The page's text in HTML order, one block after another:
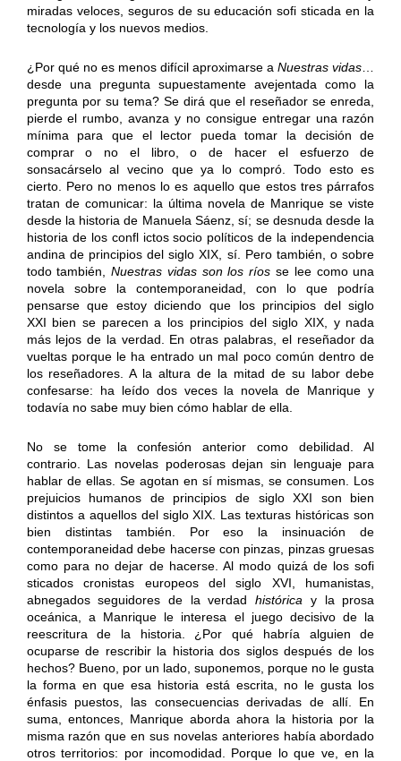
miradas veloces, seguros de su educación sofi sticada en la
tecnología y los nuevos medios.
¿Por qué no es menos difícil aproximarse a Nuestras vidas
desde una pregunta supuestamente avejentada como la
pregunta por su tema? Se dirá que el reseñador se enreda,
pierde el rumbo, avanza y no consigue entregar una razón
mínima para que el lector pueda tomar la decisión de
comprar o no el libro, o de hacer el esfuerzo de
sonsacárselo al vecino que ya lo compró. Todo esto es
cierto. Pero no menos lo es aquello que estos tres párrafos
tratan de comunicar: la última novela de Manrique se viste
desde la historia de Manuela Sáenz, sí; se desnuda desde la
historia de los confl ictos socio políticos de la independencia
andina de principios del siglo XIX, sí. Pero también, o sobre
todo también,Nuestras vidas son los ríos se lee como una
novela sobre la contemporaneidad, con lo que podría
pensarse que estoy diciendo que los principios del siglo
XXI bien se parecen a los principios del siglo XIX, y nada
más lejos de la verdad. En otras palabras, el reseñador da
vueltas porque le ha entrado un mal poco común dentro de
los reseñadores. A la altura de la mitad de su labor debe
confesarse: ha leído dos veces la novela de Manrique y
todavía no sabe muy bien cómo hablar de ella.
No se tome la confesión anterior como debilidad. Al
contrario. Las novelas poderosas dejan sin lenguaje para
hablar de ellas. Se agotan en sí mismas, se consumen. Los
prejuicios humanos de principios de siglo XXI son bien
distintos a aquellos del siglo XIX. Las texturas históricas son
bien distintas también. Por eso la insinuación de
contemporaneidad debe hacerse con pinzas, pinzas gruesas
como para no dejar de hacerse. Al modo quizá de los sofi
sticados cronistas europeos del siglo XVI, humanistas,
abnegados seguidores de la verdadhistórica y la prosa
oceánica, a Manrique le interesa el juego decisivo de la
reescritura de la historia. ¿Por qué habría alguien de
ocuparse de rescribir la historia dos siglos después de los
hechos? Bueno, por un lado, suponemos, porque no le gusta
la forma en que esa historia está escrita, no le gusta los
énfasis puestos, las consecuencias derivadas de allí. En
suma, entonces, Manrique aborda ahora la historia por la
misma razón que en sus novelas anteriores había abordado
otros territorios: por incomodidad. Porque lo que ve, en la